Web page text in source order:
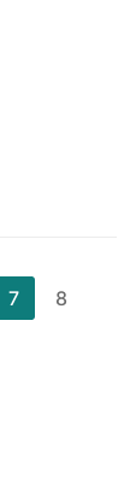
7
8